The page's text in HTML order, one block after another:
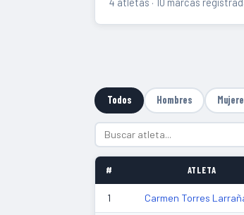
Todos Hombres
# ATLETA
1 Carmen Torres